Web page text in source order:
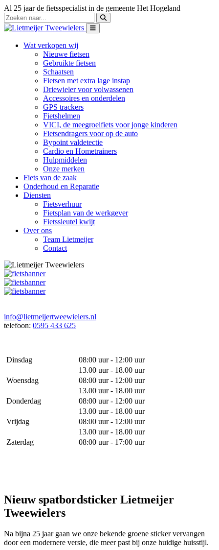
Al 25 jaar de fietsspecialist in de gemeente Het Hogeland
Wat verkopen wij
Nieuwe fietsen
Gebruikte fietsen
Schaatsen
Fietsen met extra lage instap
Driewieler voor volwassenen
Accessoires en onderdelen
GPS trackers
Fietshelmen
VICI, de meegroeifiets voor jonge kinderen
Fietsendragers voor op de auto
Bypoint valdetectie
Cardio en Hometrainers
Hulpmiddelen
Onze merken
Fiets van de zaak
Onderhoud en Reparatie
Diensten
Fietsverhuur
Fietsplan van de werkgever
Fietssleutel kwijt
Over ons
Team Lietmeijer
Contact
info@lietmeijertweewielers.nl
telefoon: 0595 433 625
Dinsdag
08:00 uur - 12:00 uur
13.00 uur - 18.00 uur
Woensdag
08:00 uur - 12:00 uur
13.00 uur - 18.00 uur
Donderdag
08:00 uur - 12:00 uur
13.00 uur - 18.00 uur
Vrijdag
08:00 uur - 12:00 uur
13.00 uur - 18.00 uur
Zaterdag
08:00 uur - 17:00 uur
Nieuw spatbordsticker Lietmeijer
Tweewielers
Na bijna 25 jaar gaan we onze bekende groene sticker vervangen
door een modernere versie, die meer past bij onze huidige huisstijl.